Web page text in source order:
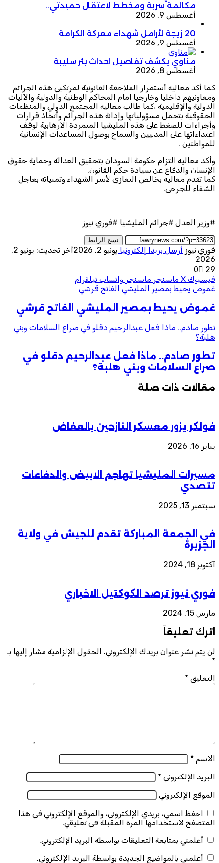
مكالمة سرية ومخطط لاعتقال حميدتي..
أغسطس 9, 2026
20 زيجة لأرامل شهداء معركة الكرامة
أغسطس 9, 2026
مناوي يكشف تفاصيل احداث بئر سليبة
أغسطس 8, 2026
كما أكد معاليه أستمرار الملاحقة القانونية لمرتكبي هذه الجرائم
ومعاونيهم داخليا وخارجيا امام المحاكم الوطنية والدولية والآليات
الدولية والإقليمية ،كما طالب معاليه المجتمع الدولي والمنظمات
الحقوقية بتحمل مسؤولياتها وإدانة هذه الجرائم وأتخاذ قرارات
وأجراءات للضغط على هذه المليشيا المتمردة الارهابية لوقف
اعتداءاتها على المدنيين والسماح بوصول المساعدات الإنسانية
للمواطنين .
وأكد معاليه التزام حكومة السودان بتحقيق العدالة وحماية حقوق
الإنسان والدفاع عن سيادة حكم القانون.
كما تقدم معاليه بخالص التعازي لأسر الشهداء وتمنياته بعاجل
الشفاء للجرحى.
#وزير العدل #جرائم المليشيا #فوري نيوز
نسخ الرابط
فوري نيوز أرسل بريدا إلكترونيا يونيو 2, 2026
آخر تحديث: يونيو 2,
2026
0
29
فيسبوك ‫X ماسنجر ماسنجر واتساب تيلقرام
غموض يحيط بمصير المليشي الفاتح قرشي
غموض يحيط بمصير المليشي الفاتح قرشي
تطور صادم.. ماذا فعل عبدالرحيم دقلو في صراع السلامات وبني
هلبة؟
تطور صادم.. ماذا فعل عبدالرحيم دقلو في
صراع السلامات وبني هلبة؟
مقالات ذات صلة
فولكر يزور معسكر النازحين بالعفاض
يناير 16, 2026
مسيرات المليشيا تهاجم الابيض والدفاعات
تتصدي
سبتمبر 13, 2025
في الجمعة المباركة تقدم للجيش في ولاية
الجزيرة
أكتوبر 18, 2024
فوري نيوز ترصد الكوكتيل الاخباري
مارس 15, 2024
اترك تعليقاً
لن يتم نشر عنوان بريدك الإلكتروني. الحقول الإلزامية مشار إليها بـ
*
التعليق *
الاسم *
البريد الإلكتروني *
الموقع الإلكتروني
احفظ اسمي، بريدي الإلكتروني، والموقع الإلكتروني في هذا
المتصفح لاستخدامها المرة المقبلة في تعليقي.
أعلمني بمتابعة التعليقات بواسطة البريد الإلكتروني.
أعلمني بالمواضيع الجديدة بواسطة البريد الإلكتروني.